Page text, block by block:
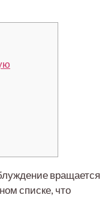
вращается
списке, что